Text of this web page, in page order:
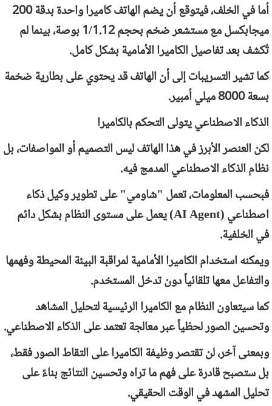
أما في الخلف، فيتوقع أن يضم الهاتف كاميرا واحدة بدقة 200
ميجابكسل مع مستشعر ضخم بحجم 1/1.12 بوصة، بينما لم
تُكشف بعد تفاصيل الكاميرا الأمامية بشكل كامل.
كما تشير التسريبات إلى أن الهاتف قد يحتوي على بطارية ضخمة
بسعة 8000 ميلي أمبير.
الذكاء الاصطناعي يتولى التحكم بالكاميرا
لكن العنصر الأبرز في هذا الهاتف ليس التصميم أو المواصفات، بل
نظام الذكاء الاصطناعي المدمج فيه.
فبحسب المعلومات، تعمل "شاومي" على تطوير وكيل ذكاء
اصطناعي (AI Agent) يعمل على مستوى النظام بشكل دائم
في الخلفية.
ويمكنه استخدام الكاميرا الأمامية لمراقبة البيئة المحيطة وفهمها
والتفاعل معها تلقائياً دون تدخل المستخدم.
كما سيتعاون النظام مع الكاميرا الرئيسية لتحليل المشاهد
وتحسين الصور لحظياً عبر معالجة تعتمد على الذكاء الاصطناعي.
وبمعنى آخر، لن تقتصر وظيفة الكاميرا على التقاط الصور فقط،
بل ستصبح قادرة على فهم ما تراه وتحسين النتائج بناءً على
تحليل المشهد في الوقت الحقيقي.